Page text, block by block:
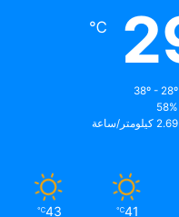
℃
38º - 28º
58%
2.69 كيلومتر/ساعة
41
℃
43
℃